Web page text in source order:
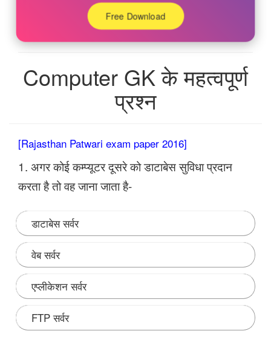
Free Download
Computer GK के महत्वपूर्ण
प्रश्न
[Rajasthan Patwari exam paper 2016]
1. अगर कोई कम्प्यूटर दूसरे को डाटाबेस सुविधा प्रदान
करता है तो वह जाना जाता है-
डाटाबेस सर्वर
वेब सर्वर
एप्लीकेशन सर्वर
FTP सर्वर